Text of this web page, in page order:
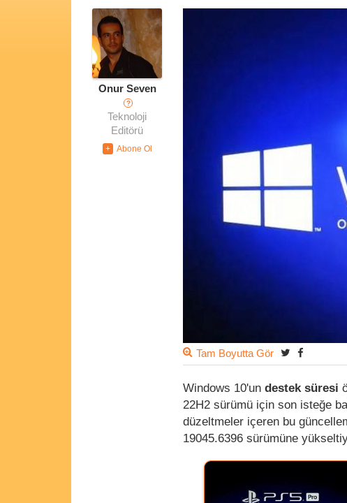
Onur Seven
?
Teknoloji
Editörü
Tam Boyutta Gör
Windows 10'un destek süresi
22H2 sürümü için son isteğe
düzeltmeler içeren bu
19045.6396 sürümüne